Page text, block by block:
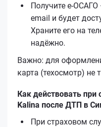
Получите
email и будет
Храните его на
надёжно.
Важно: для
карта (техосмотр) не
Как действовать при
Kalina после ДТП в
При страховом